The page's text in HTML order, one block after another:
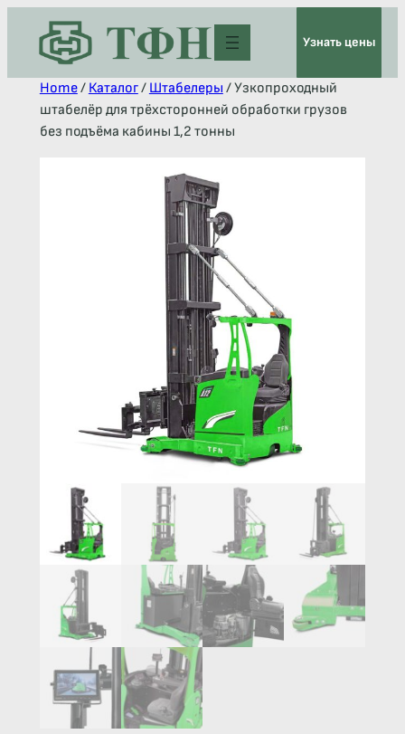
Узнать цены
Home/ Каталог/ Штабелеры / Узкопроходный
штабелёр для трёхсторонней обработки грузов
без подъёма кабины 1,2 тонны